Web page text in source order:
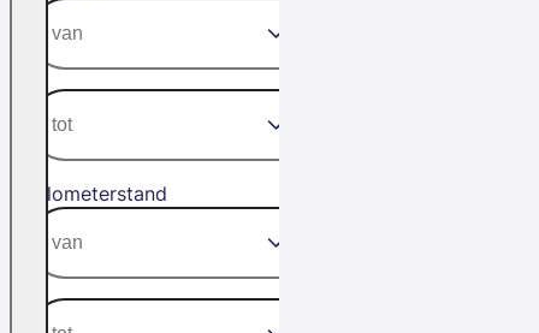
Kilometerstand